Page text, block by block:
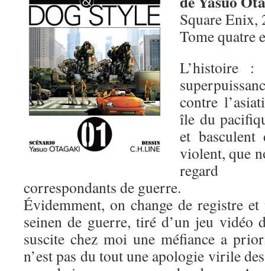
Square
Tome quatre
L’histoire
contre
île du
et
violent, que
regard
correspondants de guerre.
Évidemment, on change de registre et
seinen de guerre, tiré d’un jeu vidéo
suscite chez moi une méfiance a
n’est pas du tout une apologie virile